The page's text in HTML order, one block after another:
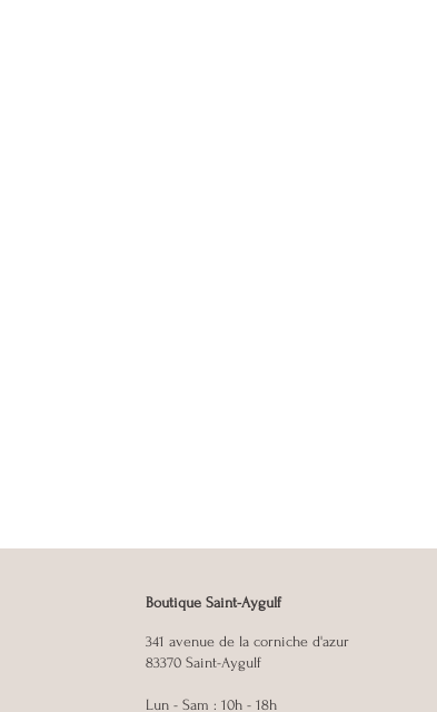
Boutique Saint-Aygulf
341 avenue de la corniche d'azur
83370 Saint-Aygulf
Lun - Sam : 10h - 18h